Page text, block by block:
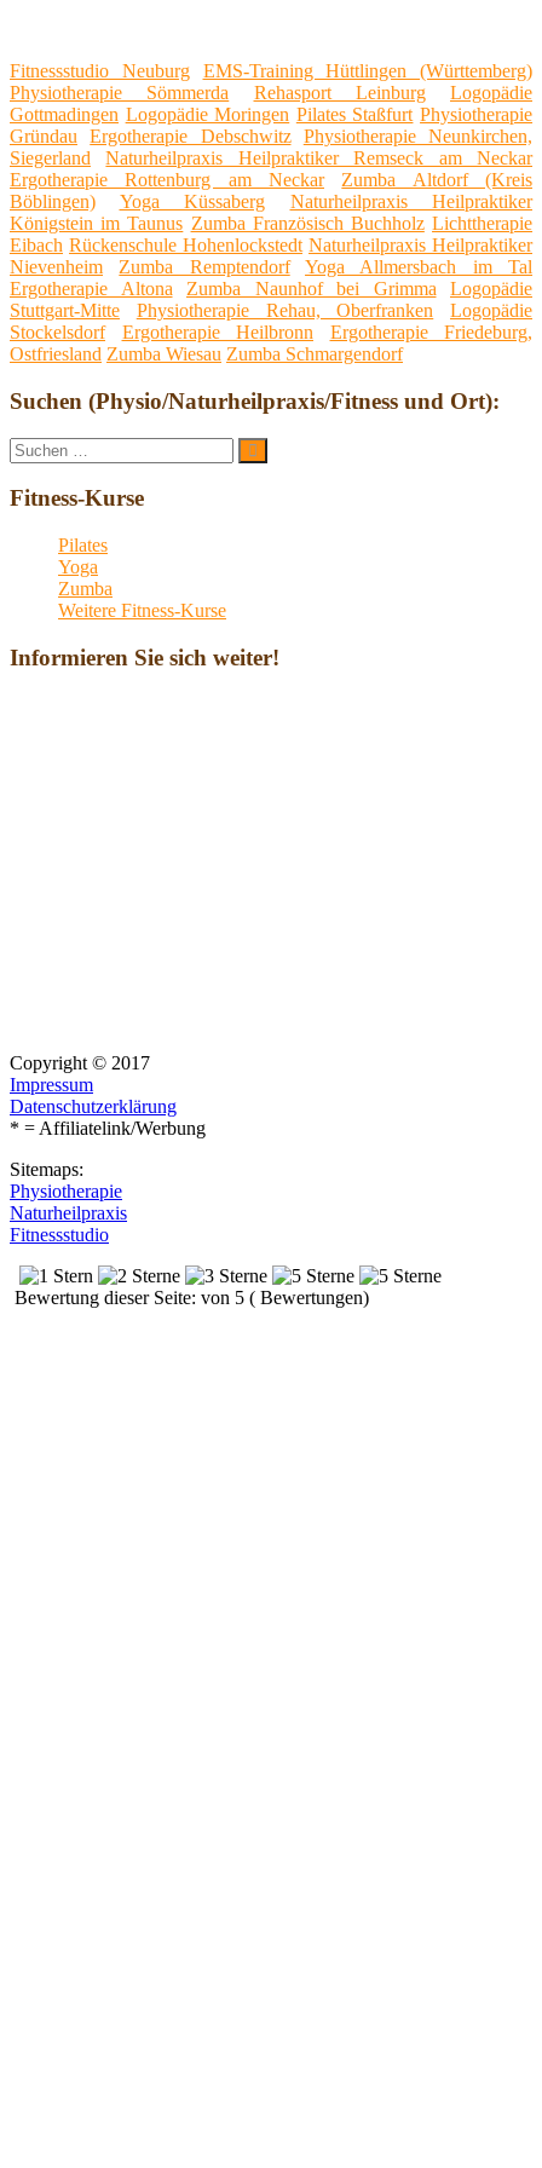
Fitnessstudio Neuburg
EMS-Training Hüttlingen (Württemberg)
Physiotherapie Sömmerda
Rehasport Leinburg
Logopädie
Gottmadingen Logopädie Moringen Pilates Staßfurt Physiotherapie
Gründau
Ergotherapie Debschwitz
Physiotherapie Neunkirchen,
Siegerland
Naturheilpraxis Heilpraktiker Remseck am Neckar
Ergotherapie Rottenburg am Neckar
Zumba Altdorf (Kreis
Böblingen)
Yoga Küssaberg
Naturheilpraxis Heilpraktiker
Königstein im Taunus Zumba Französisch Buchholz Lichttherapie
Eibach Rückenschule Hohenlockstedt Naturheilpraxis Heilpraktiker
Nievenheim
Zumba Remptendorf
Yoga Allmersbach im Tal
Ergotherapie Altona
Zumba Naunhof bei Grimma
Logopädie
Stuttgart-Mitte
Physiotherapie Rehau, Oberfranken
Logopädie
Stockelsdorf
Ergotherapie Heilbronn
Ergotherapie Friedeburg,
Ostfriesland Zumba Wiesau Zumba Schmargendorf
Suchen (Physio/Naturheilpraxis/Fitness und Ort):
Suche
nach:
Suchen
Fitness-Kurse
Pilates
Yoga
Zumba
Weitere Fitness-Kurse
Informieren Sie sich weiter!
Copyright © 2017
Impressum
Datenschutzerklärung
* = Affiliatelink/Werbung
Sitemaps:
Physiotherapie
Naturheilpraxis
Fitnessstudio
Bewertung dieser Seite: von 5 ( Bewertungen)